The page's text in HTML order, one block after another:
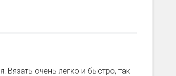
Вязать очень легко и быстро, так